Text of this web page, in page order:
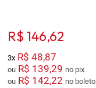
R$ 146,62
3x R$ 48,87
ou R$ 139,29
no pix
ou R$ 142,22 no boleto